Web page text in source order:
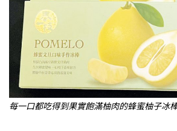
每一口都吃得到果實飽滿柚肉的蜂蜜柚子冰